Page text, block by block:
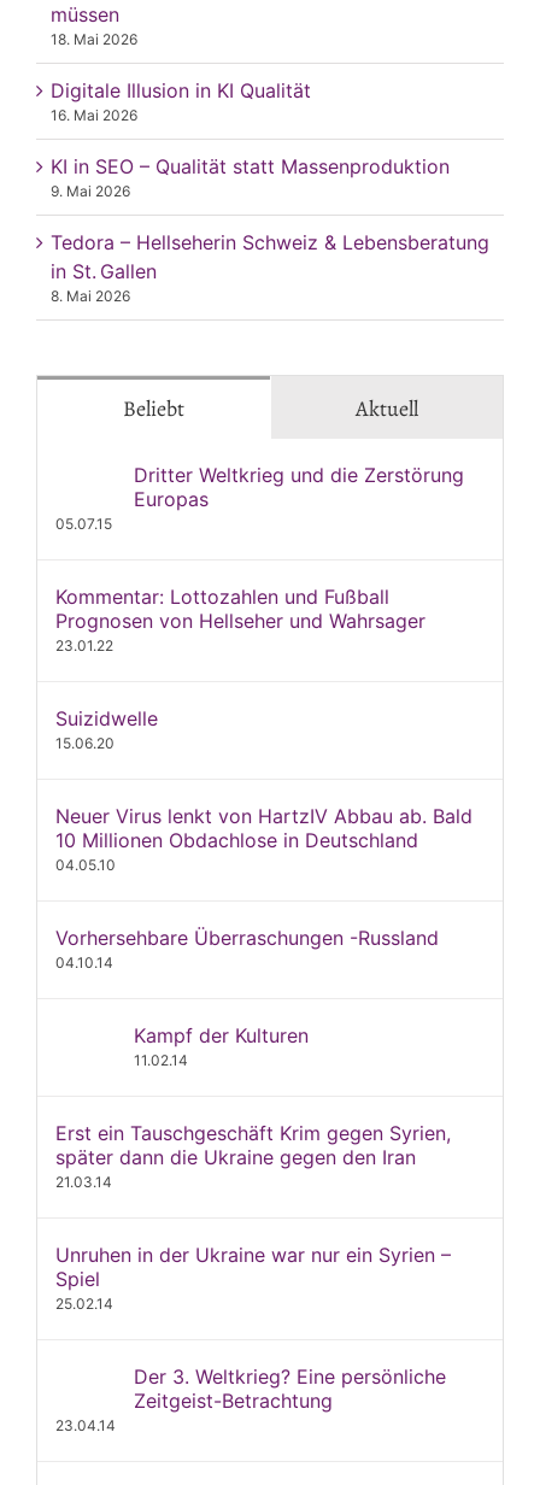
müssen
18. Mai 2026
Digitale Illusion in KI Qualität
16. Mai 2026
KI in SEO – Qualität statt Massenproduktion
9. Mai 2026
Tedora – Hellseherin Schweiz & Lebensberatung
in St. Gallen
8. Mai 2026
Beliebt Aktuell
Dritter Weltkrieg und die Zerstörung
Europas
05.07.15
Kommentar: Lottozahlen und Fußball
Prognosen von Hellseher und Wahrsager
23.01.22
Suizidwelle
15.06.20
Neuer Virus lenkt von HartzIV Abbau ab. Bald
10 Millionen Obdachlose in Deutschland
04.05.10
Vorhersehbare Überraschungen -Russland
04.10.14
Kampf der Kulturen
11.02.14
Erst ein Tauschgeschäft Krim gegen Syrien,
später dann die Ukraine gegen den Iran
21.03.14
Unruhen in der Ukraine war nur ein Syrien –
Spiel
25.02.14
Der 3. Weltkrieg? Eine persönliche
Zeitgeist-Betrachtung
23.04.14